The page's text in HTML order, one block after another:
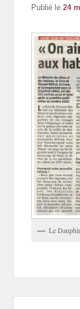
Publié le24
Le